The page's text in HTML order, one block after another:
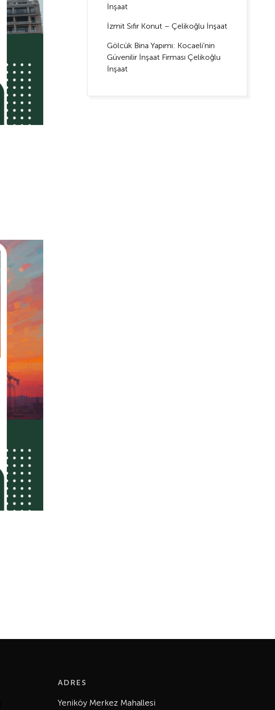
İnşaat
İzmit Sıfır Konut – Çelikoğlu İnşaat
Gölcük Bina Yapımı: Kocaeli’nin
Güvenilir İnşaat Firması Çelikoğlu
İnşaat
ADRES
Yeniköy Merkez Mahallesi